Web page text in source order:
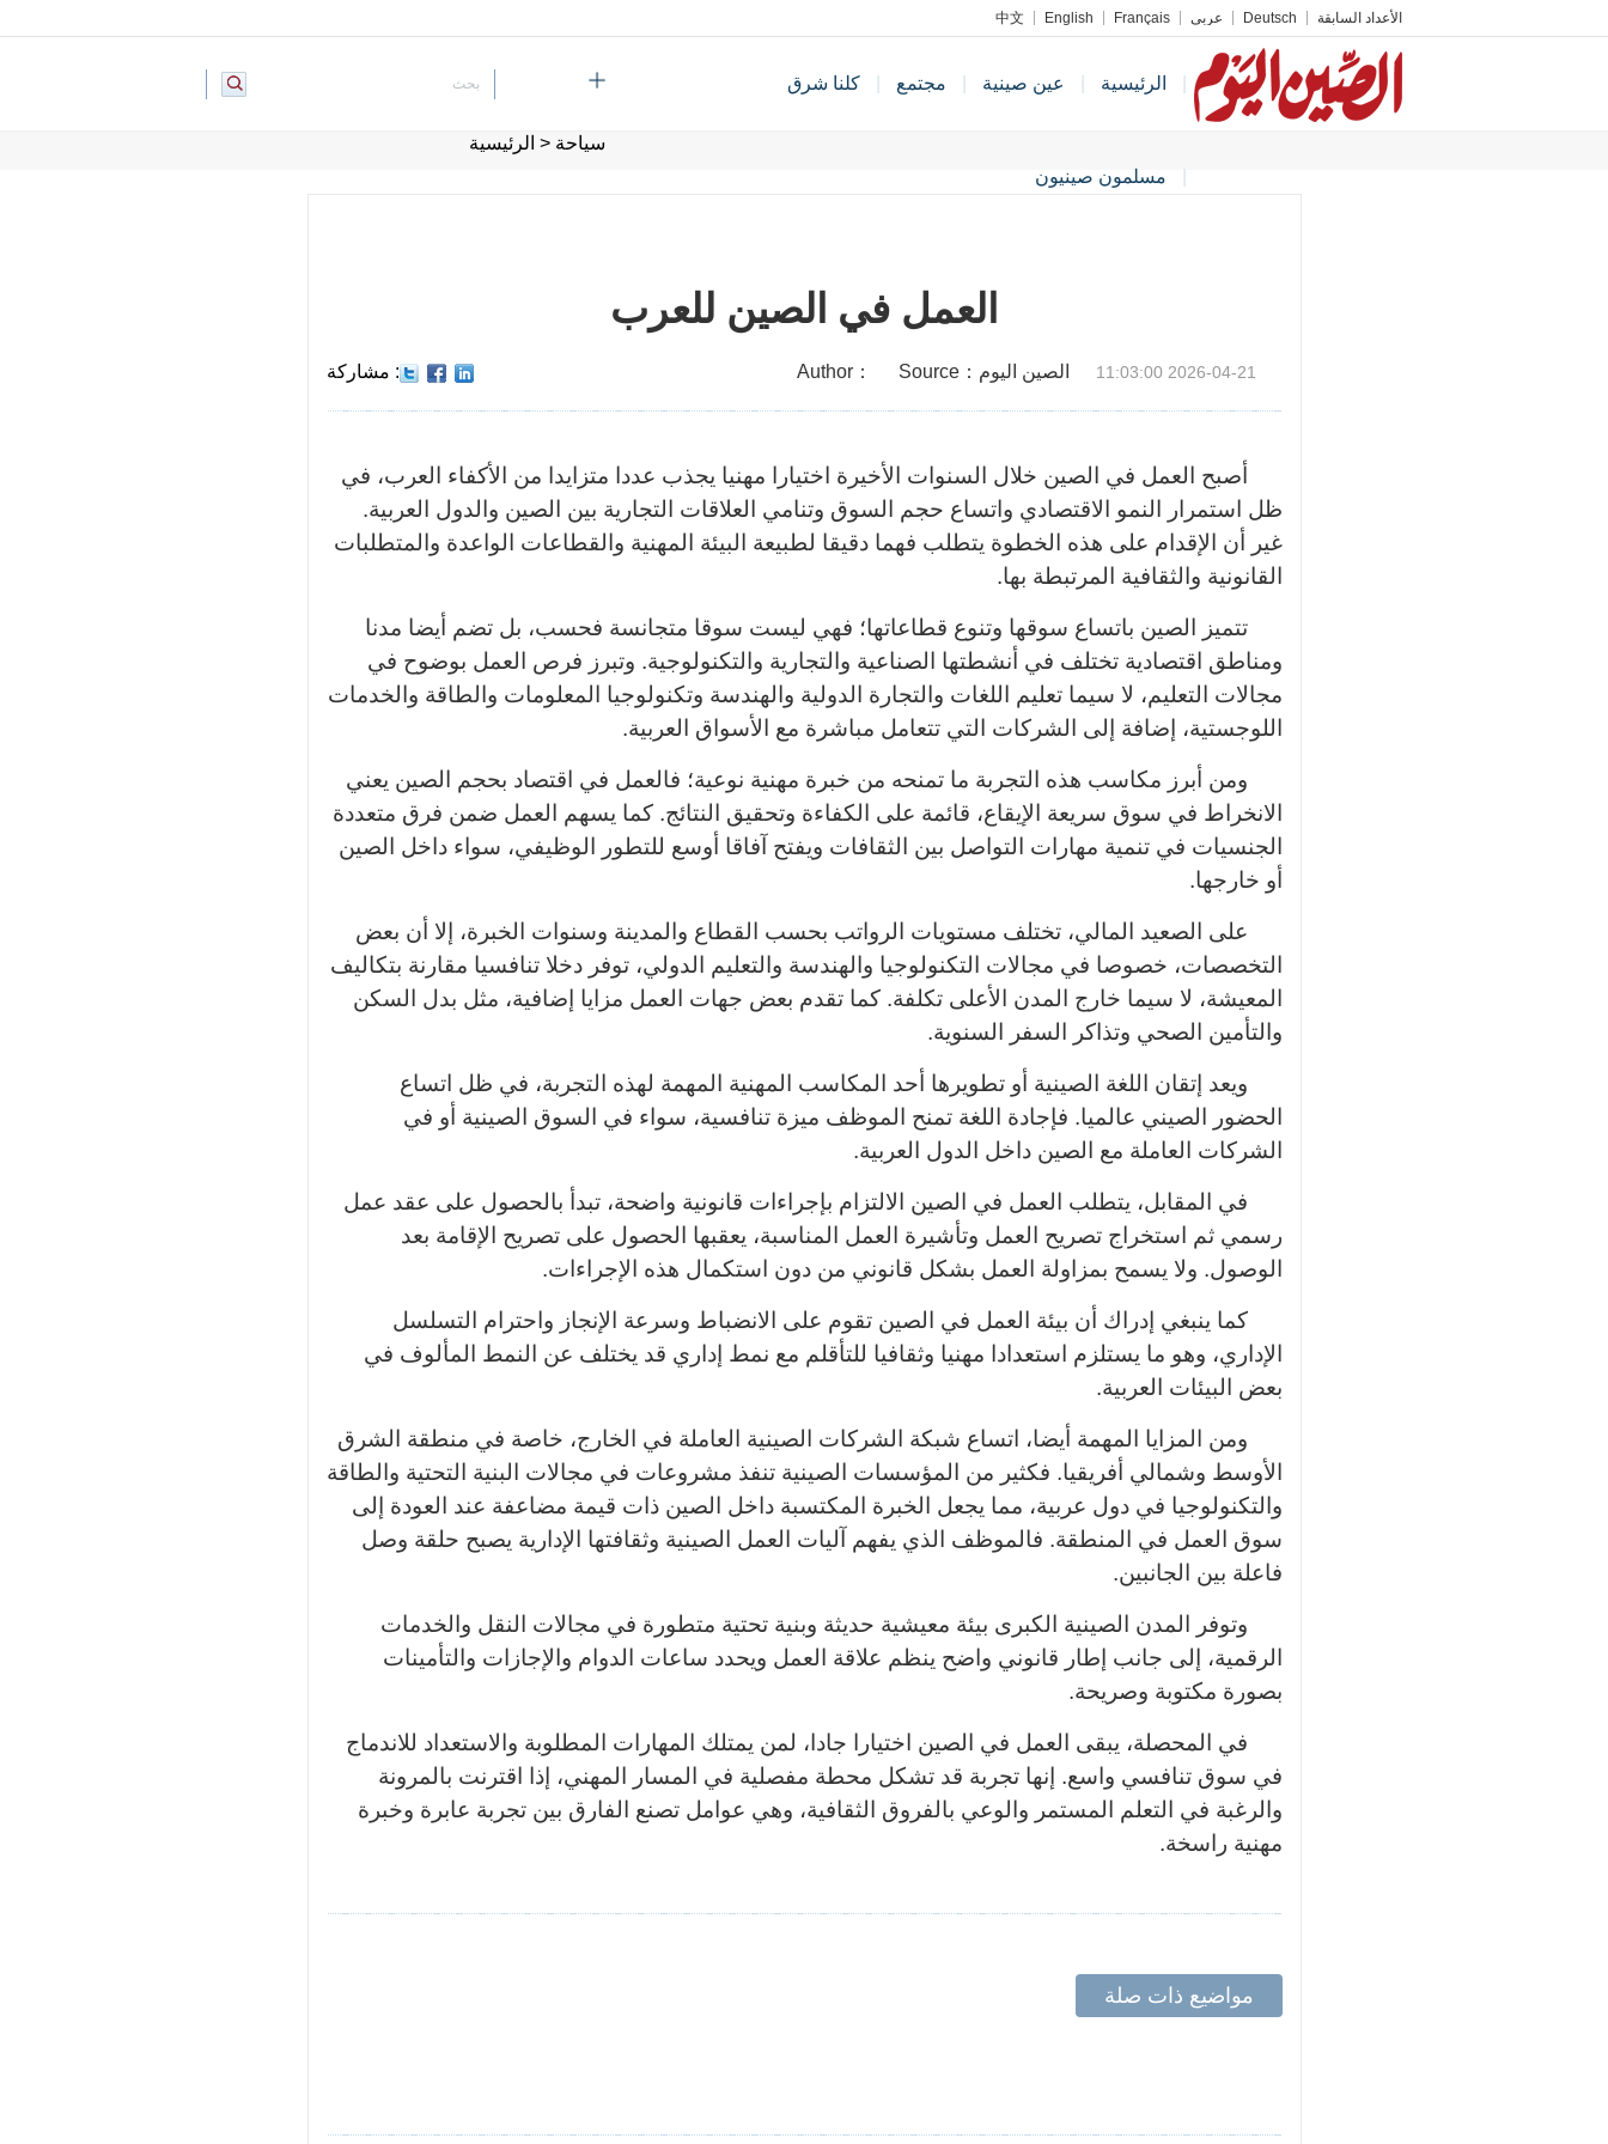
中文 English Français عربي Deutsch الأعداد السابقة
الرئيسية عين صينية مجتمع كلنا شرق
مسلمون صينيون
سياحة < الرئيسية
العمل في الصين للعرب
: مشاركة 2026-04-21 11:03:00 الصين اليوم：Source ：Author
أصبح العمل في الصين خلال السنوات الأخيرة اختيارا مهنيا يجذب عددا متزايدا من الأكفاء العرب، في
ظل استمرار النمو الاقتصادي واتساع حجم السوق وتنامي العلاقات التجارية بين الصين والدول العربية.
غير أن الإقدام على هذه الخطوة يتطلب فهما دقيقا لطبيعة البيئة المهنية والقطاعات الواعدة والمتطلبات
القانونية والثقافية المرتبطة بها.
تتميز الصين باتساع سوقها وتنوع قطاعاتها؛ فهي ليست سوقا متجانسة فحسب، بل تضم أيضا مدنا
ومناطق اقتصادية تختلف في أنشطتها الصناعية والتجارية والتكنولوجية. وتبرز فرص العمل بوضوح في
مجالات التعليم، لا سيما تعليم اللغات والتجارة الدولية والهندسة وتكنولوجيا المعلومات والطاقة والخدمات
اللوجستية، إضافة إلى الشركات التي تتعامل مباشرة مع الأسواق العربية.
ومن أبرز مكاسب هذه التجربة ما تمنحه من خبرة مهنية نوعية؛ فالعمل في اقتصاد بحجم الصين يعني
الانخراط في سوق سريعة الإيقاع، قائمة على الكفاءة وتحقيق النتائج. كما يسهم العمل ضمن فرق متعددة
الجنسيات في تنمية مهارات التواصل بين الثقافات ويفتح آفاقا أوسع للتطور الوظيفي، سواء داخل الصين
أو خارجها.
على الصعيد المالي، تختلف مستويات الرواتب بحسب القطاع والمدينة وسنوات الخبرة، إلا أن بعض
التخصصات، خصوصا في مجالات التكنولوجيا والهندسة والتعليم الدولي، توفر دخلا تنافسيا مقارنة بتكاليف
المعيشة، لا سيما خارج المدن الأعلى تكلفة. كما تقدم بعض جهات العمل مزايا إضافية، مثل بدل السكن
والتأمين الصحي وتذاكر السفر السنوية.
ويعد إتقان اللغة الصينية أو تطويرها أحد المكاسب المهنية المهمة لهذه التجربة، في ظل اتساع
الحضور الصيني عالميا. فإجادة اللغة تمنح الموظف ميزة تنافسية، سواء في السوق الصينية أو في
الشركات العاملة مع الصين داخل الدول العربية.
في المقابل، يتطلب العمل في الصين الالتزام بإجراءات قانونية واضحة، تبدأ بالحصول على عقد عمل
رسمي ثم استخراج تصريح العمل وتأشيرة العمل المناسبة، يعقبها الحصول على تصريح الإقامة بعد
الوصول. ولا يسمح بمزاولة العمل بشكل قانوني من دون استكمال هذه الإجراءات.
كما ينبغي إدراك أن بيئة العمل في الصين تقوم على الانضباط وسرعة الإنجاز واحترام التسلسل
الإداري، وهو ما يستلزم استعدادا مهنيا وثقافيا للتأقلم مع نمط إداري قد يختلف عن النمط المألوف في
بعض البيئات العربية.
ومن المزايا المهمة أيضا، اتساع شبكة الشركات الصينية العاملة في الخارج، خاصة في منطقة الشرق
الأوسط وشمالي أفريقيا. فكثير من المؤسسات الصينية تنفذ مشروعات في مجالات البنية التحتية والطاقة
والتكنولوجيا في دول عربية، مما يجعل الخبرة المكتسبة داخل الصين ذات قيمة مضاعفة عند العودة إلى
سوق العمل في المنطقة. فالموظف الذي يفهم آليات العمل الصينية وثقافتها الإدارية يصبح حلقة وصل
فاعلة بين الجانبين.
وتوفر المدن الصينية الكبرى بيئة معيشية حديثة وبنية تحتية متطورة في مجالات النقل والخدمات
الرقمية، إلى جانب إطار قانوني واضح ينظم علاقة العمل ويحدد ساعات الدوام والإجازات والتأمينات
بصورة مكتوبة وصريحة.
في المحصلة، يبقى العمل في الصين اختيارا جادا، لمن يمتلك المهارات المطلوبة والاستعداد للاندماج
في سوق تنافسي واسع. إنها تجربة قد تشكل محطة مفصلية في المسار المهني، إذا اقترنت بالمرونة
والرغبة في التعلم المستمر والوعي بالفروق الثقافية، وهي عوامل تصنع الفارق بين تجربة عابرة وخبرة
مهنية راسخة.
مواضيع ذات صلة